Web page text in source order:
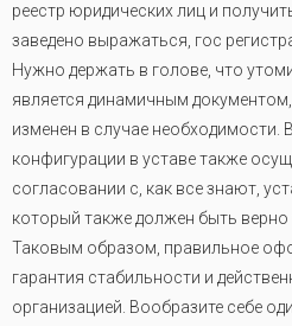
реестр юридических лиц и
заведено выражаться, гос
Нужно держать в голове, что
является динамичным
изменен в случае необходимости.
конфигурации в уставе также
согласовании с, как все знают,
который также должен быть
Таковым образом, правильное
гарантия стабильности и
организацией. Вообразите себе